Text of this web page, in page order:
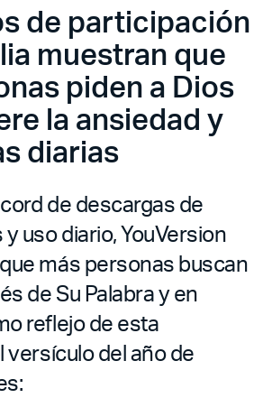
de participación
muestran que
piden a Dios
la ansiedad y
diarias
de descargas de
uso diario, YouVersion
más personas buscan
de Su Palabra y en
reflejo de esta
versículo del año de